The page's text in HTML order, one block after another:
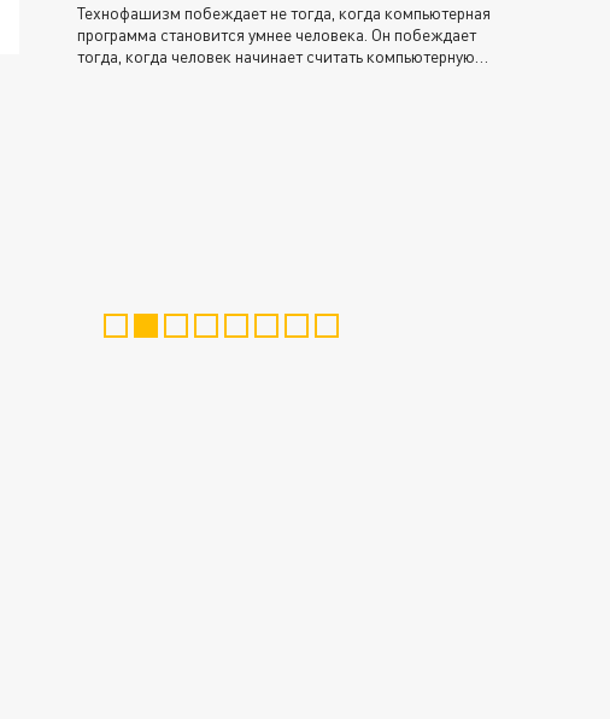
Технофашизм побеждает не тогда, когда компьютерная
программа становится умнее человека. Он побеждает
тогда, когда человек начинает считать компьютерную